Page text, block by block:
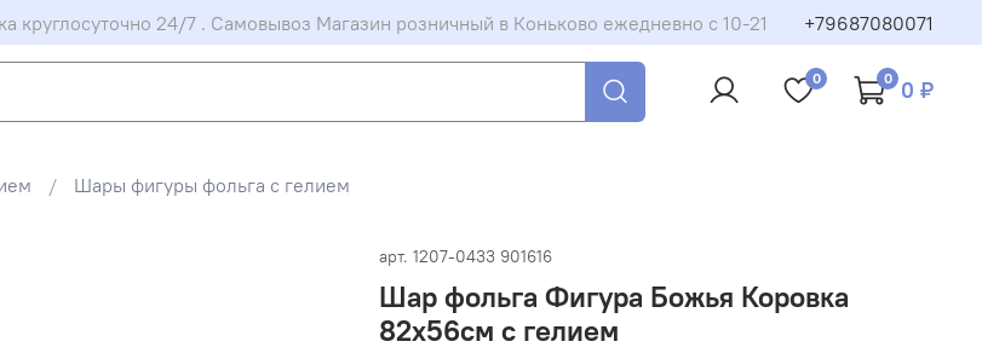
круглосуточно 24/7 . Самовывоз Магазин розничный в Коньково ежедневно с 10-21 +79687080071
0 0 0 ₽
Шары фигуры фольга с гелием
арт. 1207-0433 901616
Шар фольга Фигура Божья Коровка
82х56см с гелием